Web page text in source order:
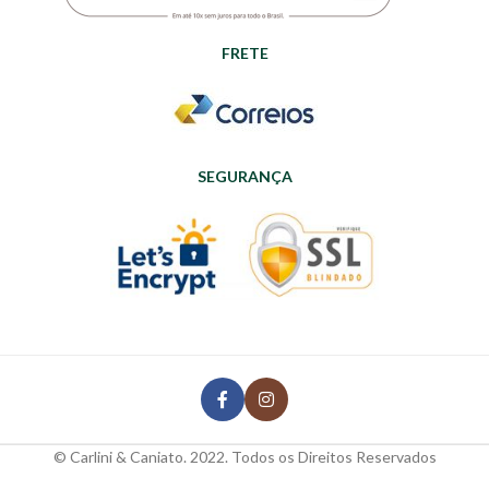
FRETE
SEGURANÇA
© Carlini & Caniato. 2022. Todos os Direitos Reservados